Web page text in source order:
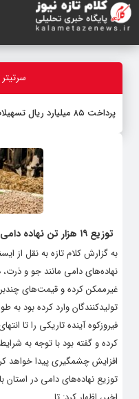
پرداخت ۸۵ میلیارد ریال تسهیلات به عشایر چناران
توزیع ۱۹ هزار تن نهاده دامی در خراسان رضوی طی روزهای آینده
به گزارش کلام تازه به نقل از
نهاده‌های دامی مانند جو و ذرت،
غیرممکن کرده و قیمت‌های
تولیدکنندگان وارد کرده بود به
فیروزکوه‌ آینده تاریکی را تا
کرده و گفته بود با توجه به
افزایش چشمگیری پیدا
توزیع نهاده‌های دامی در استان